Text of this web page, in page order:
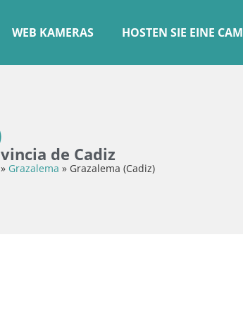
WEB KAMERAS HOSTEN SIE EINE CAM
de Cadiz
» Grazalema » Grazalema (Cadiz)